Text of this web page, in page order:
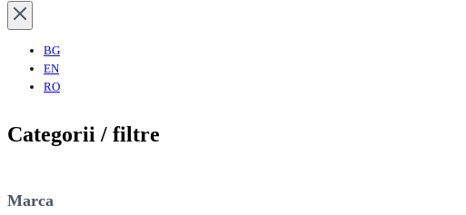
BG
EN
RO
Categorii / filtre
Marca